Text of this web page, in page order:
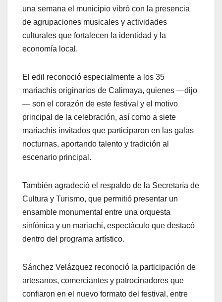
una semana el municipio vibró con la presencia
de agrupaciones musicales y actividades
culturales que fortalecen la identidad y la
economía local.
El edil reconoció especialmente a los 35
mariachis originarios de Calimaya, quienes —dijo
— son el corazón de este festival y el motivo
principal de la celebración, así como a siete
mariachis invitados que participaron en las galas
nocturnas, aportando talento y tradición al
escenario principal.
También agradeció el respaldo de la Secretaría de
Cultura y Turismo, que permitió presentar un
ensamble monumental entre una orquesta
sinfónica y un mariachi, espectáculo que destacó
dentro del programa artístico.
Sánchez Velázquez reconoció la participación de
artesanos, comerciantes y patrocinadores que
confiaron en el nuevo formato del festival, entre